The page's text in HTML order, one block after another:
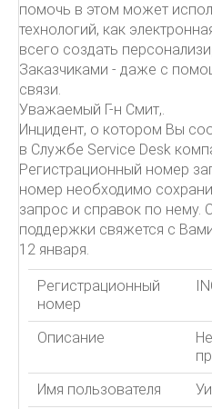
помочь в этом может
технологий, как
всего создать
Заказчиками - даже с
связи.
Уважаемый Г-н Смит,.
Инцидент, о котором Вы
в Службе Service Desk
Регистрационный номер
номер необходимо
запрос и справок по нему.
поддержки свяжется с
12 января.
Регистрационный
номер
Описание
Имя пользователя